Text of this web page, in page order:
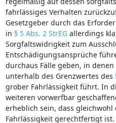
fahrlässiges Verhalten
Gesetzgeber durch das
in § 5 Abs. 2 StrEGallerdings
Sorgfaltswidrigkeit zum
Entschädigungsansprüche
durchaus Fälle geben, in
unterhalb des Grenzwertes des
grober Fahrlässigkeit führt. In
weiteren vorwerfbar
erheblich sein, dass
Fahrlässigkeit gerechtfertigt